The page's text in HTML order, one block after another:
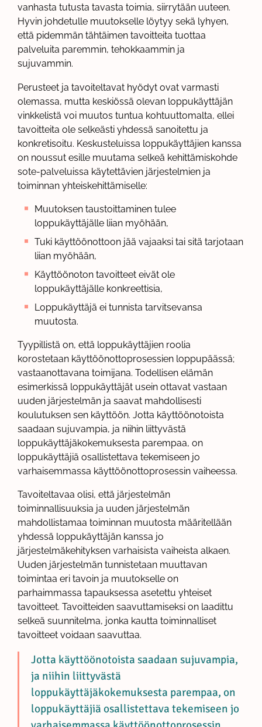
vanhasta tutusta tavasta toimia, siirrytään uuteen.
Hyvin johdetulle muutokselle löytyy sekä lyhyen,
että pidemmän tähtäimen tavoitteita tuottaa
palveluita paremmin, tehokkaammin ja
sujuvammin.
Perusteet ja tavoiteltavat hyödyt ovat varmasti
olemassa, mutta keskiössä olevan loppukäyttäjän
vinkkelistä voi muutos tuntua kohtuuttomalta, ellei
tavoitteita ole selkeästi yhdessä sanoitettu ja
konkretisoitu. Keskusteluissa loppukäyttäjien kanssa
on noussut esille muutama selkeä kehittämiskohde
sote-palveluissa käytettävien järjestelmien ja
toiminnan yhteiskehittämiselle:
Muutoksen taustoittaminen tulee
loppukäyttäjälle liian myöhään,
Tuki käyttöönottoon jää vajaaksi tai sitä tarjotaan
liian myöhään,
Käyttöönoton tavoitteet eivät ole
loppukäyttäjälle konkreettisia,
Loppukäyttäjä ei tunnista tarvitsevansa
muutosta.
Tyypillistä on, että loppukäyttäjien roolia
korostetaan käyttöönottoprosessien loppupäässä;
vastaanottavana toimijana. Todellisen elämän
esimerkissä loppukäyttäjät usein ottavat vastaan
uuden järjestelmän ja saavat mahdollisesti
koulutuksen sen käyttöön. Jotta käyttöönotoista
saadaan sujuvampia, ja niihin liittyvästä
loppukäyttäjäkokemuksesta parempaa, on
loppukäyttäjiä osallistettava tekemiseen jo
varhaisemmassa käyttöönottoprosessin vaiheessa.
Tavoiteltavaa olisi, että järjestelmän
toiminnallisuuksia ja uuden järjestelmän
mahdollistamaa toiminnan muutosta määritellään
yhdessä loppukäyttäjän kanssa jo
järjestelmäkehityksen varhaisista vaiheista alkaen.
Uuden järjestelmän tunnistetaan muuttavan
toimintaa eri tavoin ja muutokselle on
parhaimmassa tapauksessa asetettu yhteiset
tavoitteet. Tavoitteiden saavuttamiseksi on laadittu
selkeä suunnitelma, jonka kautta toiminnalliset
tavoitteet voidaan saavuttaa.
Jotta käyttöönotoista saadaan sujuvampia,
ja niihin liittyvästä
loppukäyttäjäkokemuksesta parempaa, on
loppukäyttäjiä osallistettava tekemiseen jo